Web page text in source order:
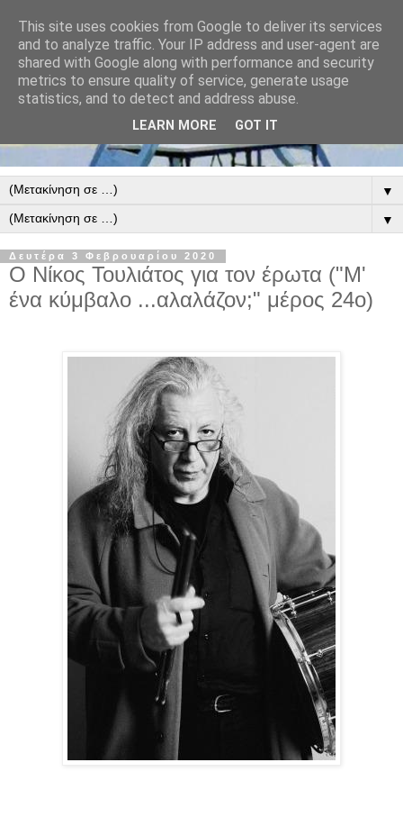
▼
▼
Δευτέρα 3 Φεβρουαρίου 2020
Ο Νίκος Τουλιάτος για τον έρωτα ("Μ'
ένα κύμβαλο ...αλαλάζον;" μέρος 24ο)
This site uses cookies from Google to deliver its services
and to analyze traffic. Your IP address and user-agent are
shared with Google along with performance and security
metrics to ensure quality of service, generate usage
statistics, and to detect and address abuse.
LEARN MORE GOT IT